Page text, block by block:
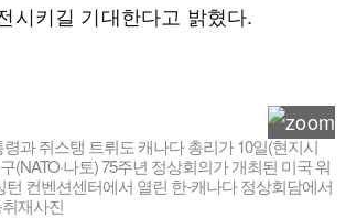
시키길 기대한다고 밝혔다.
과 쥐스탱 트뤼도 캐나다 총리가 10일(현지시
(NATO·나토) 75주년 정상회의가 개최된 미국 워
턴 컨벤션센터에서 열린 한-캐나다 정상회담에서
재사진